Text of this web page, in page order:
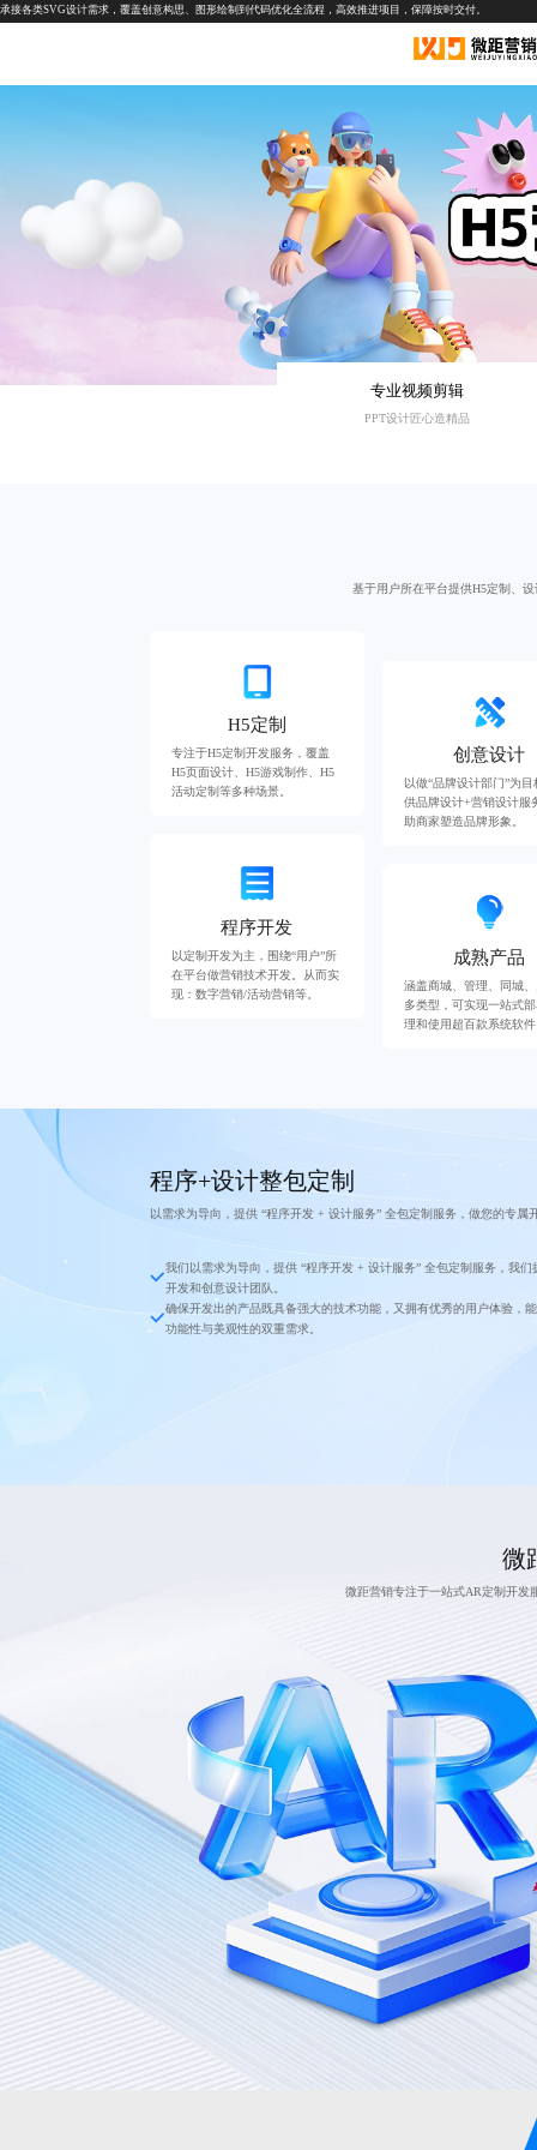
承接各类SVG设计需求，覆盖创意构思、图形绘制到代码优化全流程，高效推进项目，保障按时交付。
专业视频剪辑
PPT设计匠心造精品
基于用户所在平台提供H5定制、
H5定制
专注于H5定制开发服务，覆盖
H5页面设计、H5游戏制作、H5
活动定制等多种场景。
创意设计
以做“品牌设计部门”为目
供品牌设计+营销设计服
助商家塑造品牌形象。
程序开发
以定制开发为主，围绕“用户”所
在平台做营销技术开发。从而实
现：数字营销/活动营销等。
成熟产品
涵盖商城、管理、同城
多类型，可实现一站式
理和使用超百款系统软
程序+设计整包定制
以需求为导向，提供 “程序开发 + 设计服务” 全包定制服务，做您的专属
我们以需求为导向，提供 “程序开发 + 设计服务” 全包定制服务，我们
开发和创意设计团队。
确保开发出的产品既具备强大的技术功能，又拥有优秀的用户体验，
功能性与美观性的双重需求。
微
微距营销专注于一站式AR定制开发